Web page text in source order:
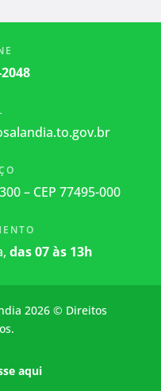
– CEP 77495-000
das 07 às 13h
2026 © Direitos
aqui